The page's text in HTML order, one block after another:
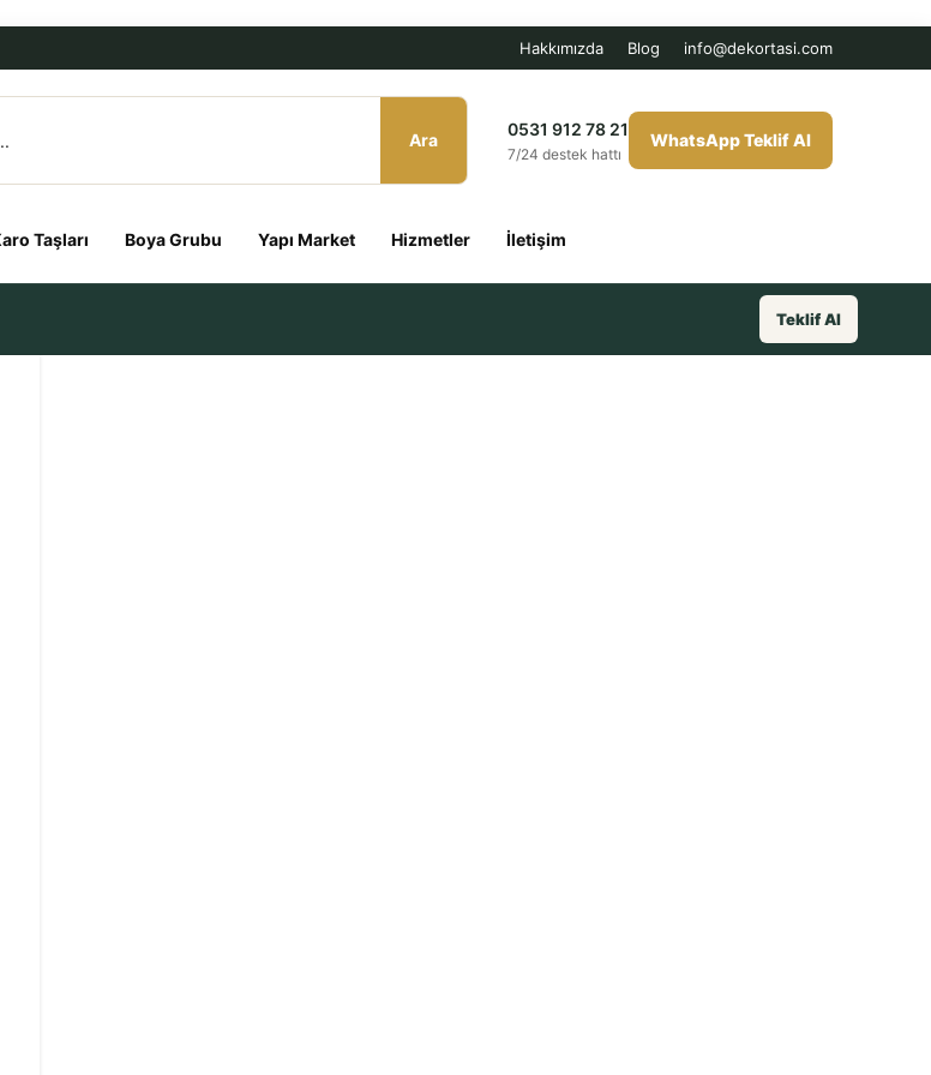
Hakkımızda Blog info@dekortasi.com
Ara
0531 912 78 21
7/24 destek hattı
WhatsApp Teklif Al
Taşları Boya Grubu Yapı Market Hizmetler İletişim
Teklif Al